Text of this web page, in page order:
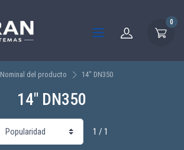
0
del producto 14" DN350
14" DN350
1 / 1